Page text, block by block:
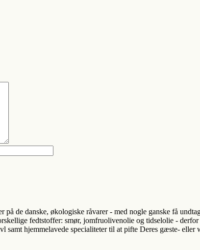
de danske, økologiske råvarer - med nogle ganske få
fedtstoffer: smør, jomfruolivenolie og tidselolie - derfor
hjemmelavede specialiteter til at pifte Deres gæste- eller